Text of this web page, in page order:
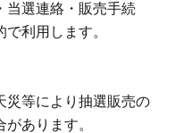
当選連絡・販売手続
利用します。
災等により抽選販売の
あります。